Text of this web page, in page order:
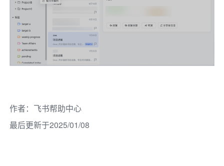
作者： 飞书帮助中心
最后更新于2025/01/08